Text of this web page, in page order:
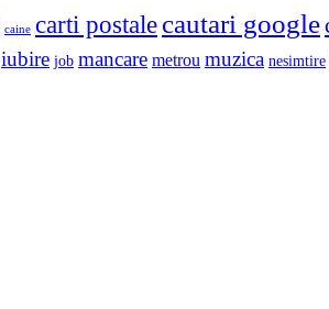
caine carti postale cautari google
iubire job mancare metrou muzica nesimtire